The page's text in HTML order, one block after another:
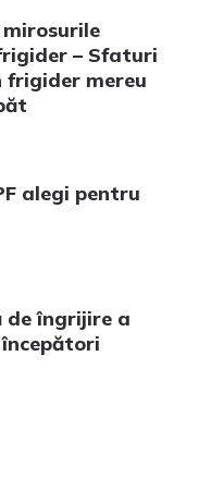
mirosurile
– Sfaturi
frigider mereu
alegi pentru
de îngrijire a